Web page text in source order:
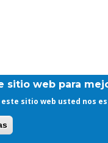
sitio web para
sitio web usted nos